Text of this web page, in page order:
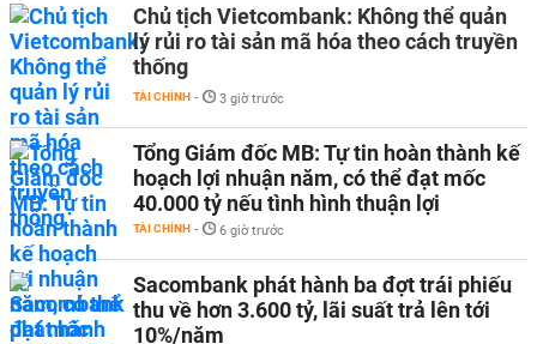
Chủ tịch Vietcombank: Không thể quản
lý rủi ro tài sản mã hóa theo cách truyền
thống
TÀI CHÍNH - 3 giờ trước
Tổng Giám đốc MB: Tự tin hoàn thành kế
hoạch lợi nhuận năm, có thể đạt mốc
40.000 tỷ nếu tình hình thuận lợi
TÀI CHÍNH - 6 giờ trước
Sacombank phát hành ba đợt trái phiếu
thu về hơn 3.600 tỷ, lãi suất trả lên tới
10%/năm